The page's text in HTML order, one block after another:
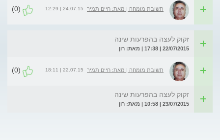
תשובת מומחה | מאת: חיים תמיר 24.07.15 | 12:29
(0)
זקוק לעצה בהפרעות שינה
22/07/2015 | 17:38 | מאת: רון
תשובת מומחה | מאת: חיים תמיר 22.07.15 | 18:11
(0)
זקוק לעצה בהפרעות שינה
23/07/2015 | 10:58 | מאת: רון